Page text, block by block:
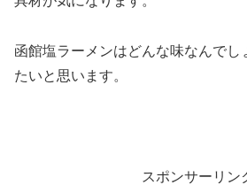
函館塩ラーメンはどんな味なんでし
たいと思います。
スポンサーリン